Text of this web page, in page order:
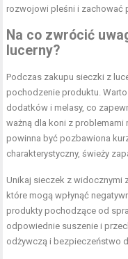
rozwojowi pleśni i zachować
Na co zwrócić
lucerny?
Podczas zakupu sieczki z
pochodzenie produktu.
dodatków i melasy, co
ważną dla koni z
powinna być pozbawiona
charakterystyczny, świeży
Unikaj sieczek z widocznymi
które mogą wpłynąć
produkty pochodzące od
odpowiednie suszenie i
odżywczą i bezpieczeństwo